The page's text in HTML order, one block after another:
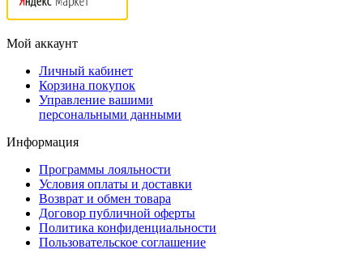
Мой аккаунт
Личный кабинет
Корзина покупок
Управление вашими
персональными данными
Информация
Программы лояльности
Условия оплаты и доставки
Возврат и обмен товара
Договор публичной оферты
Политика конфиденциальности
Пользовательское соглашение